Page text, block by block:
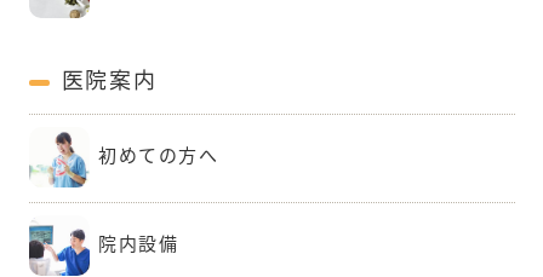
医院案内
初めての方へ
院内設備